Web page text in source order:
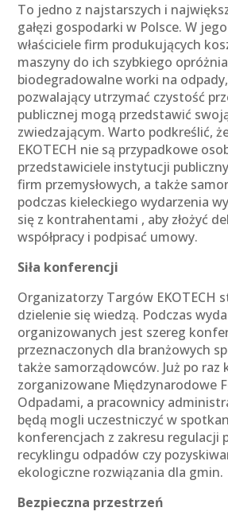
To jedno z najstarszych i
gałęzi gospodarki w Polsce. W
właściciele firm produkujących
maszyny do ich szybkiego
biodegradowalne worki na
pozwalający utrzymać czystość
publicznej mogą przedstawić
zwiedzającym. Warto podkreślić,
EKOTECH nie są przypadkowe
przedstawiciele instytucji
firm przemysłowych, a także
podczas kieleckiego wydarzenia
się z kontrahentami , aby złożyć
współpracy i podpisać umowy.
Siła konferencji
Organizatorzy Targów EKOTECH
dzielenie się wiedzą. Podczas
organizowanych jest szereg
przeznaczonych dla branżowych
także samorządowców. Już po raz
zorganizowane Międzynarodowe
Odpadami, a pracownicy
będą mogli uczestniczyć w
konferencjach z zakresu regulacji
recyklingu odpadów czy
ekologiczne rozwiązania dla gmin.
Bezpieczna przestrzeń